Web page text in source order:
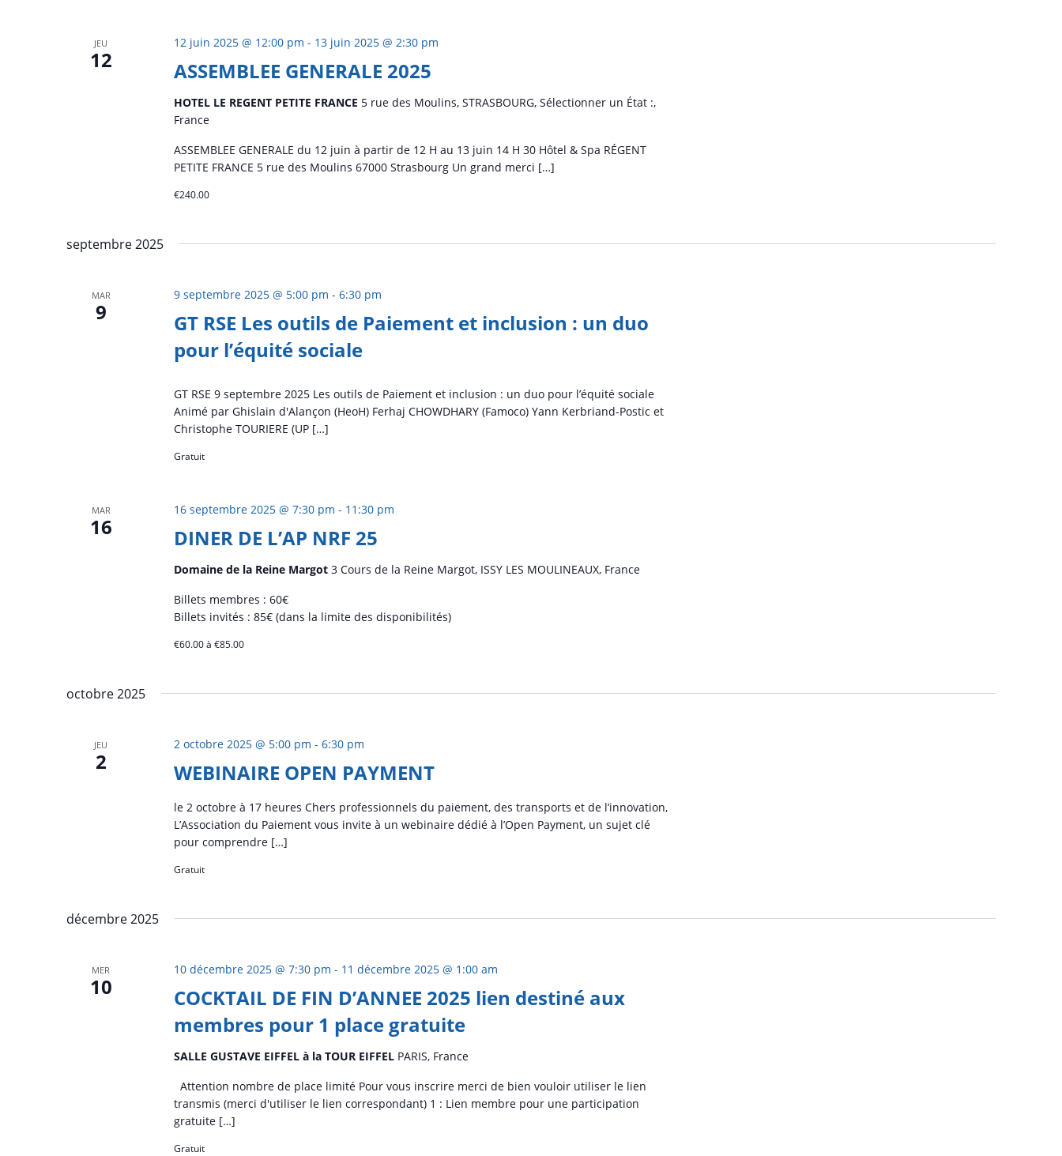
JEU
12 ASSEMBLEE GENERALE 2025
12 juin 2025 @ 12:00 pm - 13 juin 2025 @ 2:30 pm
HOTEL LE REGENT PETITE FRANCE 5 rue des Moulins, STRASBOURG, Sélectionner un État :,
France
ASSEMBLEE GENERALE du 12 juin à partir de 12 H au 13 juin 14 H 30 Hôtel & Spa RÉGENT
PETITE FRANCE 5 rue des Moulins 67000 Strasbourg Un grand merci […]
€240.00
septembre 2025
MAR
9
GT RSE Les outils de Paiement et inclusion : un duo
pour l’équité sociale
9 septembre 2025 @ 5:00 pm - 6:30 pm
GT RSE 9 septembre 2025 Les outils de Paiement et inclusion : un duo pour l’équité sociale
Animé par Ghislain d'Alançon (HeoH) Ferhaj CHOWDHARY (Famoco) Yann Kerbriand-Postic et
Christophe TOURIERE (UP […]
Gratuit
MAR
16 DINER DE L’AP NRF 25
16 septembre 2025 @ 7:30 pm - 11:30 pm
Domaine de la Reine Margot 3 Cours de la Reine Margot, ISSY LES MOULINEAUX, France
Billets membres : 60€
Billets invités : 85€ (dans la limite des disponibilités)
€60.00 à €85.00
octobre 2025
JEU
2 WEBINAIRE OPEN PAYMENT
2 octobre 2025 @ 5:00 pm - 6:30 pm
le 2 octobre à 17 heures Chers professionnels du paiement, des transports et de l’innovation,
L’Association du Paiement vous invite à un webinaire dédié à l’Open Payment, un sujet clé
pour comprendre […]
Gratuit
décembre 2025
MER
10
COCKTAIL DE FIN D’ANNEE 2025 lien destiné aux
membres pour 1 place gratuite
10 décembre 2025 @ 7:30 pm - 11 décembre 2025 @ 1:00 am
SALLE GUSTAVE EIFFEL à la TOUR EIFFEL PARIS, France
Attention nombre de place limité Pour vous inscrire merci de bien vouloir utiliser le lien
transmis (merci d'utiliser le lien correspondant) 1 : Lien membre pour une participation
gratuite […]
Gratuit